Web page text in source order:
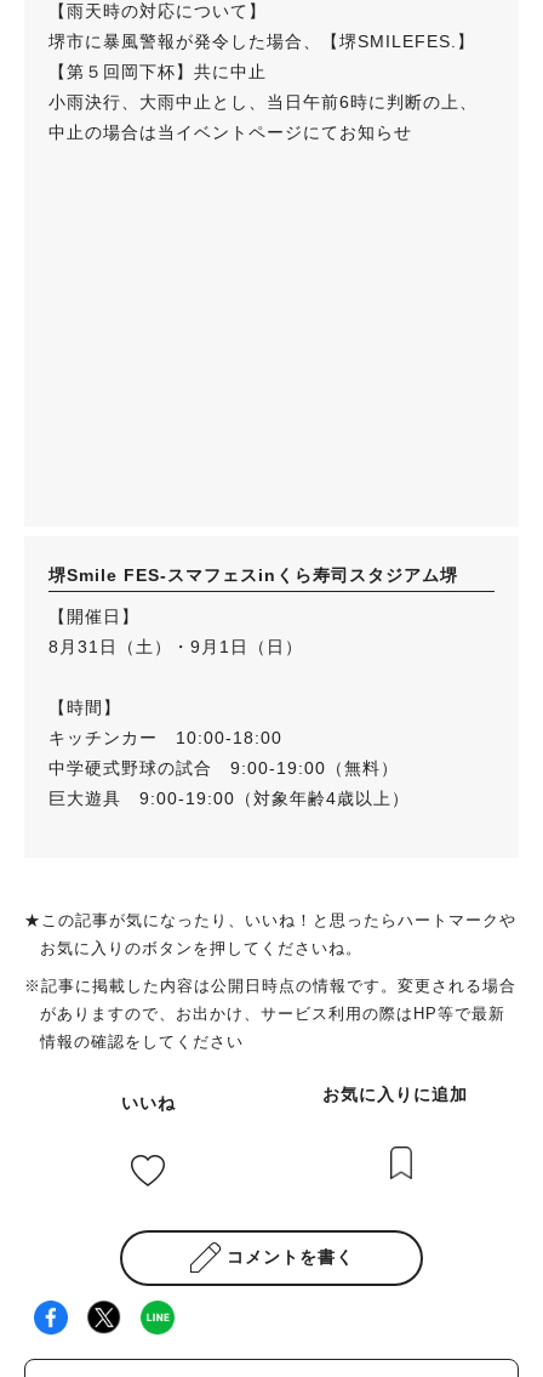
【雨天時の対応について】
堺市に暴風警報が発令した場合、【堺SMILEFES.】
【第５回岡下杯】共に中止
小雨決行、大雨中止とし、当日午前6時に判断の上、
中止の場合は当イベントページにてお知らせ
堺Smile FES-スマフェスinくら寿司スタジアム堺
【開催日】
8月31日（土）・9月1日（日）
【時間】
キッチンカー 10:00-18:00
中学硬式野球の試合 9:00-19:00（無料）
巨大遊具 9:00-19:00（対象年齢4歳以上）
★この記事が気になったり、いいね！と思ったらハートマークや
お気に入りのボタンを押してくださいね。
※記事に掲載した内容は公開日時点の情報です。変更される場合
がありますので、お出かけ、サービス利用の際はHP等で最新
情報の確認をしてください
いいね お気に入りに追加
コメントを書く